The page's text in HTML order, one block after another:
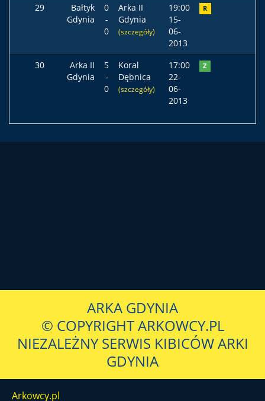
29
Bałtyk
Gdynia
0
-
0
Arka II
Gdynia
(szczegóły)
19:00
15-
06-
2013
R
30
Arka II
Gdynia
5
-
0
Koral
Dębnica
(szczegóły)
17:00
22-
06-
2013
Z
ARKA GDYNIA
© COPYRIGHT ARKOWCY.PL
NIEZALEŻNY SERWIS KIBICÓW ARKI
GDYNIA
Arkowcy.pl